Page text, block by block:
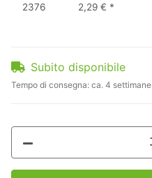
2376 2,29 € *
Subito disponibile
Tempo di consegna: ca. 4 settimane